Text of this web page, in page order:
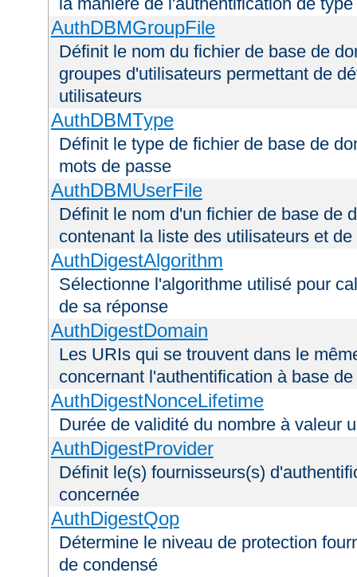
AuthDBMGroupFile
Définit le nom du fichier de base de
groupes d'utilisateurs permettant de
utilisateurs
AuthDBMType
Définit le type de fichier de base de
mots de passe
AuthDBMUserFile
Définit le nom d'un fichier de base de
contenant la liste des utilisateurs et
AuthDigestAlgorithm
Sélectionne l'algorithme utilisé pour
de sa réponse
AuthDigestDomain
Les URIs qui se trouvent dans le
concernant l'authentification à base
AuthDigestNonceLifetime
Durée de validité du nombre à valeur
AuthDigestProvider
Définit le(s) fournisseurs(s)
concernée
AuthDigestQop
Détermine le niveau de protection
de condensé